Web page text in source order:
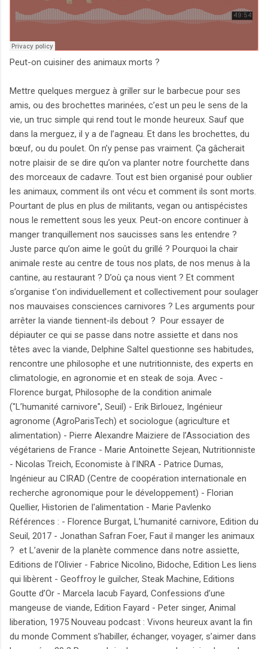
Peut-on cuisiner des animaux morts ?
Mettre quelques merguez à griller sur le barbecue pour ses
amis, ou des brochettes marinées, c’est un peu le sens de la
vie, un truc simple qui rend tout le monde heureux. Sauf que
dans la merguez, il y a de l’agneau. Et dans les brochettes, du
bœuf, ou du poulet. On n’y pense pas vraiment. Ça gâcherait
notre plaisir de se dire qu’on va planter notre fourchette dans
des morceaux de cadavre. Tout est bien organisé pour oublier
les animaux, comment ils ont vécu et comment ils sont morts.
Pourtant de plus en plus de militants, vegan ou antispécistes
nous le remettent sous les yeux. Peut-on encore continuer à
manger tranquillement nos saucisses sans les entendre ?
Juste parce qu’on aime le goût du grillé ? Pourquoi la chair
animale reste au centre de tous nos plats, de nos menus à la
cantine, au restaurant ? D’où ça nous vient ? Et comment
s’organise t'on individuellement et collectivement pour soulager
nos mauvaises consciences carnivores ? Les arguments pour
arrêter la viande tiennent-ils debout ? Pour essayer de
dépiauter ce qui se passe dans notre assiette et dans nos
têtes avec la viande, Delphine Saltel questionne ses habitudes,
rencontre une philosophe et une nutritionniste, des experts en
climatologie, en agronomie et en steak de soja. Avec -
Florence burgat, Philosophe de la condition animale
("L’humanité carnivore", Seuil) - Erik Birlouez, Ingénieur
agronome (AgroParisTech) et sociologue (agriculture et
alimentation) - Pierre Alexandre Maiziere de l’Association des
végétariens de France - Marie Antoinette Sejean, Nutritionniste
- Nicolas Treich, Economiste à l’INRA - Patrice Dumas,
Ingénieur au CIRAD (Centre de coopération internationale en
recherche agronomique pour le développement) - Florian
Quellier, Historien de l'alimentation - Marie Pavlenko
Références : - Florence Burgat, L’humanité carnivore, Edition du
Seuil, 2017 - Jonathan Safran Foer, Faut il manger les animaux
? et L’avenir de la planète commence dans notre assiette,
Editions de l’Olivier - Fabrice Nicolino, Bidoche, Edition Les liens
qui libèrent - Geoffroy le guilcher, Steak Machine, Editions
Goutte d’Or - Marcela Iacub Fayard, Confessions d’une
mangeuse de viande, Edition Fayard - Peter singer, Animal
liberation, 1975 Nouveau podcast : Vivons heureux avant la fin
du monde Comment s’habiller, échanger, voyager, s’aimer dans